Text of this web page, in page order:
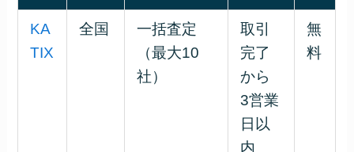
KA
TIX
全国
一括査定
（最大10
社）
取引
完了
から
3営業
日以
内
無
料